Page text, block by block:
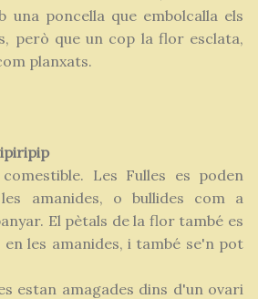
una poncella que embolcalla els
però que un cop la flor esclata,
planxats.
Les Fulles es poden
amanides, o bullides com a
El pètals de la flor també es
les amanides, i també se'n pot
estan amagades dins d'un ovari